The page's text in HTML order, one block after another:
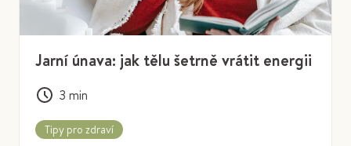
Jarní únava: jak tělu šetrně vrátit energii
3 min
Tipy pro zdraví